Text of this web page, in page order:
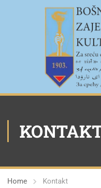
Home Kontakt